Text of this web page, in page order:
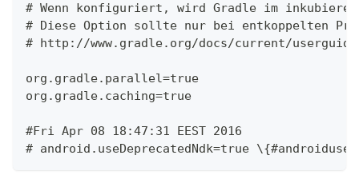
# Wenn konfiguriert, wird Gradle im
# Diese Option sollte nur bei entkoppelten
# http://www.gradle.org/docs/current/
org.gradle.parallel=true
org.gradle.caching=true
#Fri Apr 08 18:47:31 EEST 2016
# android.useDeprecatedNdk=true